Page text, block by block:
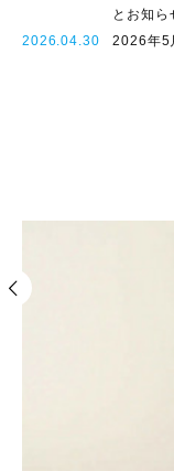
とお知ら
2026.04.30
2026年5